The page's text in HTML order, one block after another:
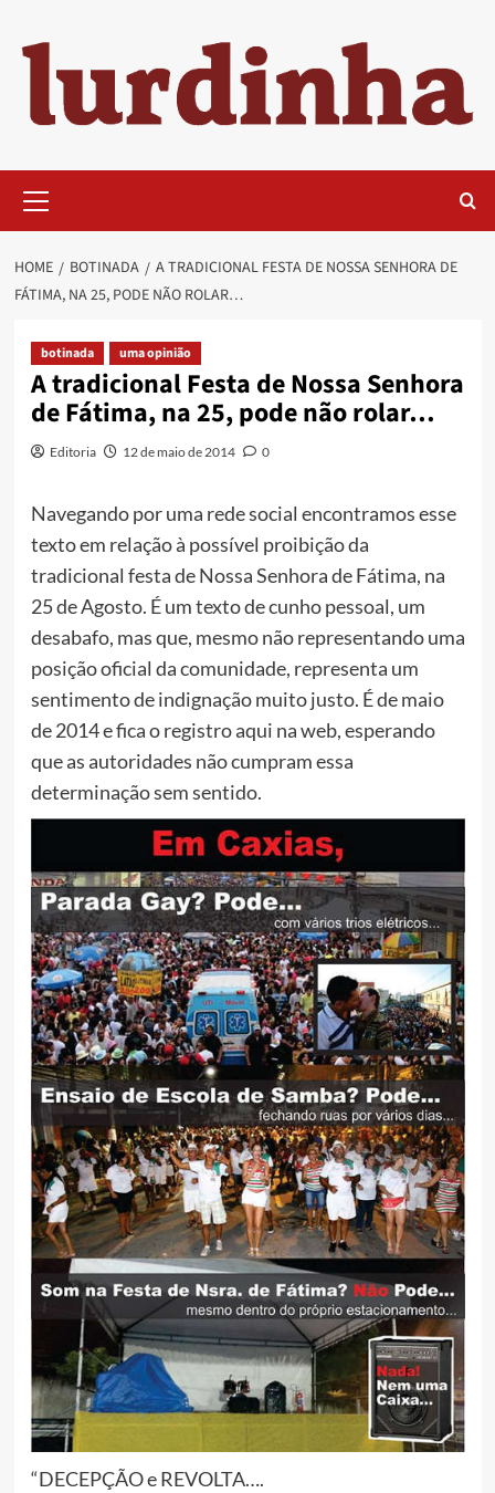
content
Menu
HOME BOTINADA
A TRADICIONAL FESTA DE NOSSA SENHORA DE
FÁTIMA, NA 25, PODE NÃO ROLAR…
botinada uma opinião
A tradicional Festa de Nossa Senhora
de Fátima, na 25, pode não rolar…
Editoria 12 de maio de 2014 0
Navegando por uma rede social encontramos esse
texto em relação à possível proibição da
tradicional festa de Nossa Senhora de Fátima, na
25 de Agosto. É um texto de cunho pessoal, um
desabafo, mas que, mesmo não representando uma
posição oficial da comunidade, representa um
sentimento de indignação muito justo. É de maio
de 2014 e fica o registro aqui na web, esperando
que as autoridades não cumpram essa
determinação sem sentido.
“DECEPÇÃO e REVOLTA….